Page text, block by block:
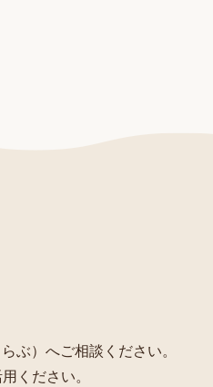
ぶ）へご相談ください。
ください。